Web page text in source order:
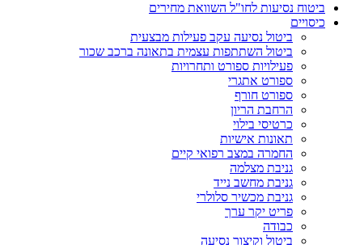
ביטוח נסיעות לחו"ל השוואת מחירים
כיסויים
ביטול נסיעה עקב פעילות מבצעית
ביטול השתתפות עצמית בתאונה ברכב שכור
פעילויות ספורט ותחרויות
ספורט אתגרי
ספורט חורף
הרחבת הריון
כרטיסי בילוי
תאונות אישיות
החמרה במצב רפואי קיים
גניבת מצלמה
גניבת מחשב נייד
גניבת מכשיר סלולרי
פריט יקר ערך
כבודה
ביטול וקיצור נסיעה